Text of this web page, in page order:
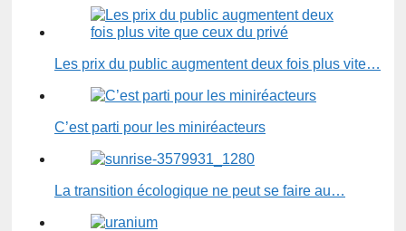
Les prix du public augmentent deux fois plus vite…
C’est parti pour les miniréacteurs
La transition écologique ne peut se faire au…